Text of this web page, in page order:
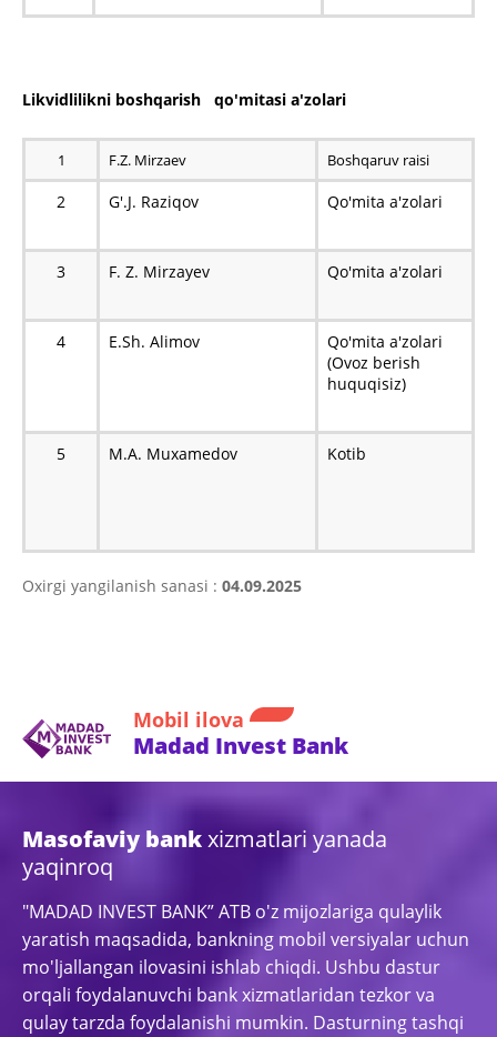
Likvidlilikni boshqarish qo'mitasi a'zolari
1 F.Z. Mirzaev Boshqaruv raisi
2 G'.J. Raziqov Qo'mita a'zolari
3 F. Z. Mirzayev Qo'mita a'zolari
4 E.Sh. Alimov
Qo'mita a'zolari
(Ovoz berish
huquqisiz)
5 M.A. Muxamedov Kotib
Oxirgi yangilanish sanasi : 04.09.2025
Mobil ilova
Madad Invest Bank
Masofaviy bankxizmatlari yanada
yaqinroq
"MADAD INVEST BANK” ATB o'z mijozlariga qulaylik
yaratish maqsadida, bankning mobil versiyalar uchun
mo'ljallangan ilovasini ishlab chiqdi. Ushbu dastur
orqali foydalanuvchi bank xizmatlaridan tezkor va
qulay tarzda foydalanishi mumkin. Dasturning tashqi